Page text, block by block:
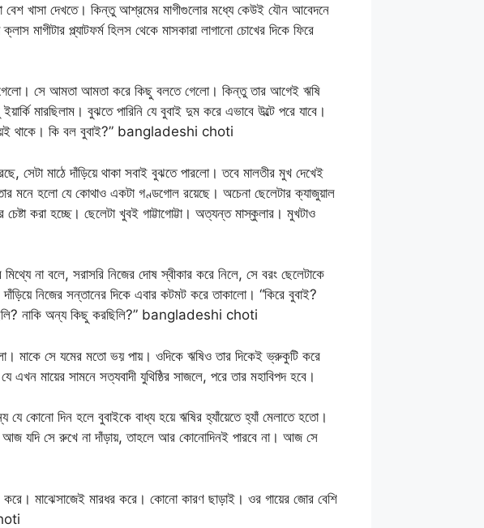
খাসা দেখতে। কিন্তু আশ্রমের মাগীগুলোর মধ্যে কেউই যৌন আবেদনে
মাগীটার প্ল্যাটফর্ম হিলস থেকে মাসকারা লাগানো চোখের দিকে ফিরে
গেলো। সে আমতা আমতা করে কিছু বলতে গেলো। কিন্তু তার আগেই ঋষি
মারছিলাম। বুঝতে পারিনি যে বুবাই দুম করে এভাবে উল্টে পরে যাবে।
থাকে। কি বল বুবাই?” bangladeshi choti
সেটা মাঠে দাঁড়িয়ে থাকা সবাই বুঝতে পারলো। তবে মালতীর মুখ দেখেই
মনে হলো যে কোথাও একটা গণ্ডগোল রয়েছে। অচেনা ছেলেটার ক্যাজুয়াল
করা হচ্ছে। ছেলেটা খুবই গাট্টাগোট্টা। অত্যন্ত মাস্কুলার। মুখটাও
না বলে, সরাসরি নিজের দোষ স্বীকার করে নিলে, সে বরং ছেলেটাকে
দাঁড়িয়ে নিজের সন্তানের দিকে এবার কটমট করে তাকালো। “কিরে বুবাই?
নাকি অন্য কিছু করছিলি?” bangladeshi choti
মাকে সে যমের মতো ভয় পায়। ওদিকে ঋষিও তার দিকেই ভ্রুকুটি করে
মায়ের সামনে সত্যবাদী যুথিষ্ঠির সাজলে, পরে তার মহাবিপদ হবে।
যে কোনো দিন হলে বুবাইকে বাধ্য হয়ে ঋষির হ্যাঁয়েতে হ্যাঁ মেলাতে হতো।
যদি সে রুখে না দাঁড়ায়, তাহলে আর কোনোদিনই পারবে না। আজ সে
মাঝেসাজেই মারধর করে। কোনো কারণ ছাড়াই। ওর গায়ের জোর বেশি